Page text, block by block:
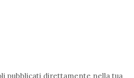
pubblicati direttamente nella tua